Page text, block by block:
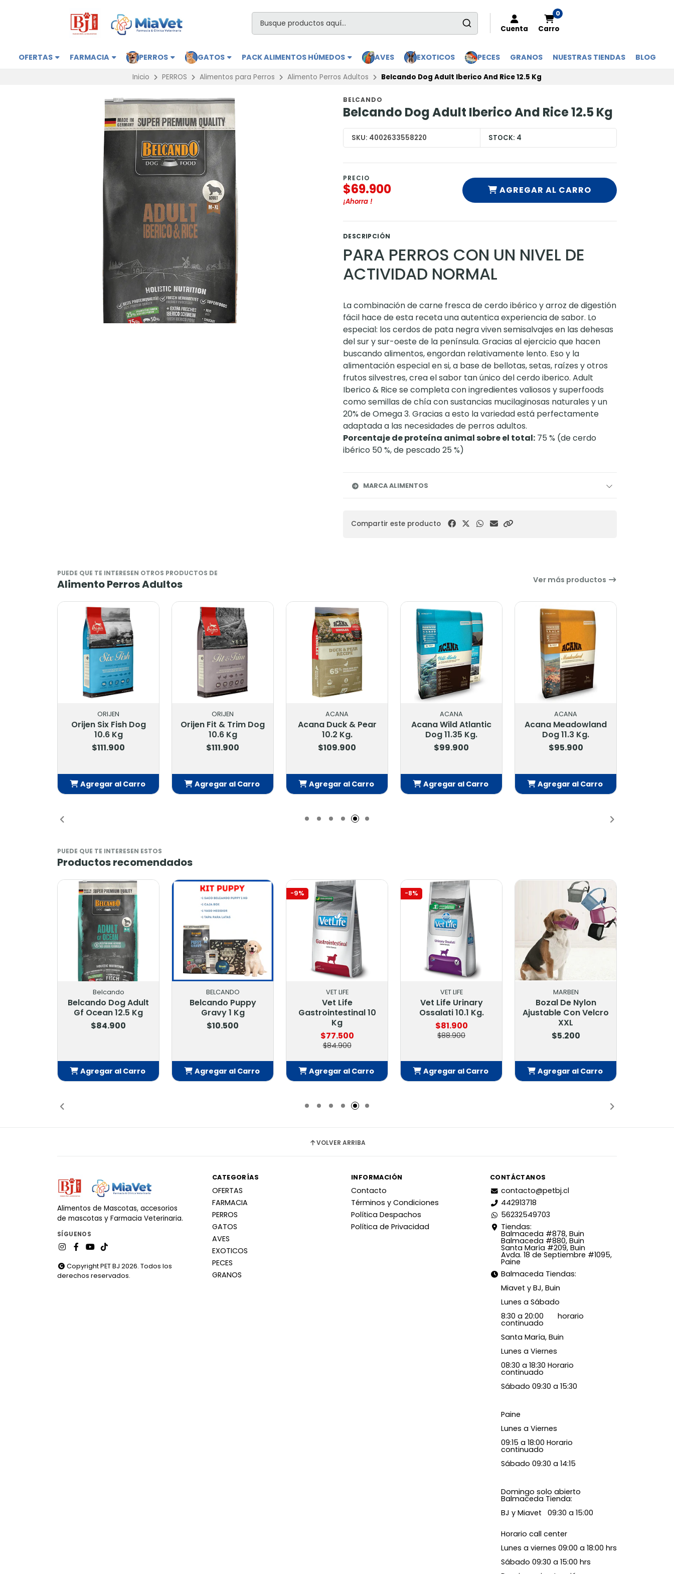
Cuenta
0
Carro
OFERTAS FARMACIA PERROS GATOS PACK ALIMENTOS HÚMEDOS AVES EXOTICOS PECES GRANOS NUESTRAS TIENDAS BLOG
Inicio PERROS Alimentos para Perros Alimento Perros Adultos Belcando Dog Adult Iberico And Rice 12.5 Kg
BELCANDO
Belcando Dog Adult Iberico And Rice 12.5 Kg
SKU: 4002633558220 STOCK: 4
PRECIO
$69.900
¡Ahorra !
AGREGAR AL CARRO
DESCRIPCIÓN
PARA PERROS CON UN NIVEL DE
ACTIVIDAD NORMAL
La combinación de carne fresca de cerdo ibérico y arroz de digestión
fácil hace de esta receta una autentica experiencia de sabor. Lo
especial: los cerdos de pata negra viven semisalvajes en las dehesas
del sur y sur-oeste de la península. Gracias al ejercicio que hacen
buscando alimentos, engordan relativamente lento. Eso y la
alimentación especial en si, a base de bellotas, setas, raízes y otros
frutos silvestres, crea el sabor tan único del cerdo iberico. Adult
Iberico & Rice se completa con ingredientes valiosos y superfoods
como semillas de chía con sustancias mucilaginosas naturales y un
20% de Omega 3. Gracias a esto la variedad está perfectamente
adaptada a las necesidades de perros adultos.
Porcentaje de proteína animal sobre el total: 75 % (de cerdo
ibérico 50 %, de pescado 25 %)
MARCA ALIMENTOS
Compartir este producto
PUEDE QUE TE INTERESEN OTROS PRODUCTOS DE
Alimento Perros Adultos Ver más productos
ORIJEN
Orijen Fit & Trim Dog
10.6 Kg
$111.900
Agregar al Carro
ACANA
Acana Duck & Pear
10.2 Kg.
$109.900
Agregar al Carro
ACANA
Acana Wild Atlantic
Dog 11.35 Kg.
$99.900
Agregar al Carro
ACANA
Acana Meadowland
Dog 11.3 Kg.
$95.900
Agregar al Carro
ACANA
Acana Pork & Squash
Singles Formula 10.2
Kg.
Agregar al Carro
PUEDE QUE TE INTERESEN ESTOS
Productos recomendados
BELCANDO
Belcando Puppy
Gravy 1 Kg
$10.500
Agregar al Carro
VET LIFE
Vet Life
Gastrointestinal 10
Kg
Agregar al Carro
-8%
VET LIFE
Vet Life Urinary
Ossalati 10.1 Kg.
$81.900
$88.900
Agregar al Carro
MARBEN
Bozal De Nylon
Ajustable Con Velcro
XXL
$5.200
Agregar al Carro
Drag Pharma
Skindrag Shampoo
Matico Y Aloe 250 Ml
$10.900
Agregar al Carro
VOLVER ARRIBA
Alimentos de Mascotas, accesorios
de mascotas y Farmacia Veterinaria.
SÍGUENOS
Copyright PET BJ 2026. Todos los
derechos reservados.
CATEGORÍAS
OFERTAS
FARMACIA
PERROS
GATOS
AVES
EXOTICOS
PECES
GRANOS
INFORMACIÓN
Contacto
Términos y Condiciones
Política Despachos
Política de Privacidad
CONTÁCTANOS
contacto@petbj.cl
442913718
56232549703
Tiendas:
Balmaceda #878, Buin
Balmaceda #880, Buin
Santa María #209, Buin
Avda. 18 de Septiembre #1095,
Paine
Balmaceda Tiendas:
Miavet y BJ, Buin
Lunes a Sábado
8:30 a 20:00 horario
continuado
Santa María, Buin
Lunes a Viernes
08:30 a 18:30 Horario
continuado
Sábado 09:30 a 15:30
Paine
Lunes a Viernes
09:15 a 18:00 Horario
continuado
Sábado 09:30 a 14:15
Domingo solo abierto
Balmaceda Tienda:
BJ y Miavet 09:30 a 15:00
Horario call center
Lunes a viernes 09:00 a 18:00 hrs
Sábado 09:30 a 15:00 hrs